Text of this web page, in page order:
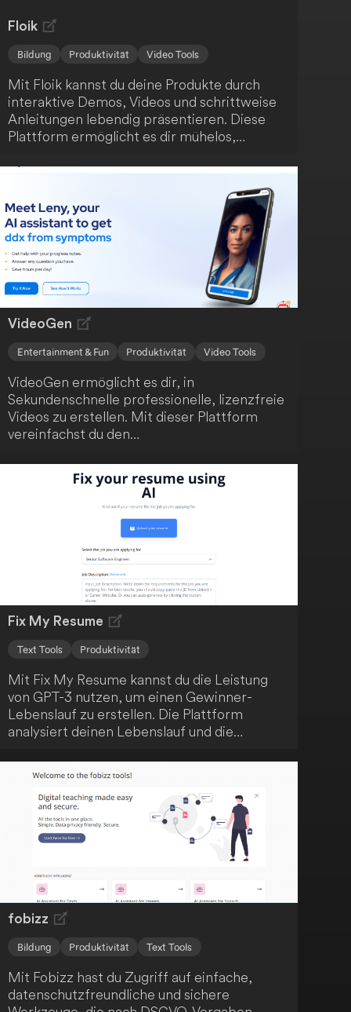
Floik
Bildung Produktivität Video Tools
Mit Floik kannst du deine Produkte durch
interaktive Demos, Videos und schrittweise
Anleitungen lebendig präsentieren. Diese
Plattform ermöglicht es dir mühelos,
auch wenn sich dein Produkt schnell
weiterentwickelt. Fördere das Verständnis
deiner Nutzer, steigere die
Kundenzufriedenheit und unterstütze die
Produktnutzung.
VideoGen
Entertainment & Fun Produktivität Video Tools
VideoGen ermöglicht es dir, in
Sekundenschnelle professionelle, lizenzfreie
Videos zu erstellen. Mit dieser Plattform
vereinfachst du den
zeitaufwendig und kostspielig ist. Mit nur
wenigen Klicks kannst du beeindruckende
Videos kreieren.
Fix My Resume
Text Tools Produktivität
Mit Fix My Resume kannst du die Leistung
von GPT-3 nutzen, um einen Gewinner-
Lebenslauf zu erstellen. Die Plattform
analysiert deinen Lebenslauf und die
personalisierte Tipps, um deine
Erfolgsaussichten zu verbessern. Verbessere
deine Job-Suche und erreiche heute deinen
Traumjob!
fobizz
Bildung Produktivität Text Tools
Mit Fobizz hast du Zugriff auf einfache,
datenschutzfreundliche und sichere